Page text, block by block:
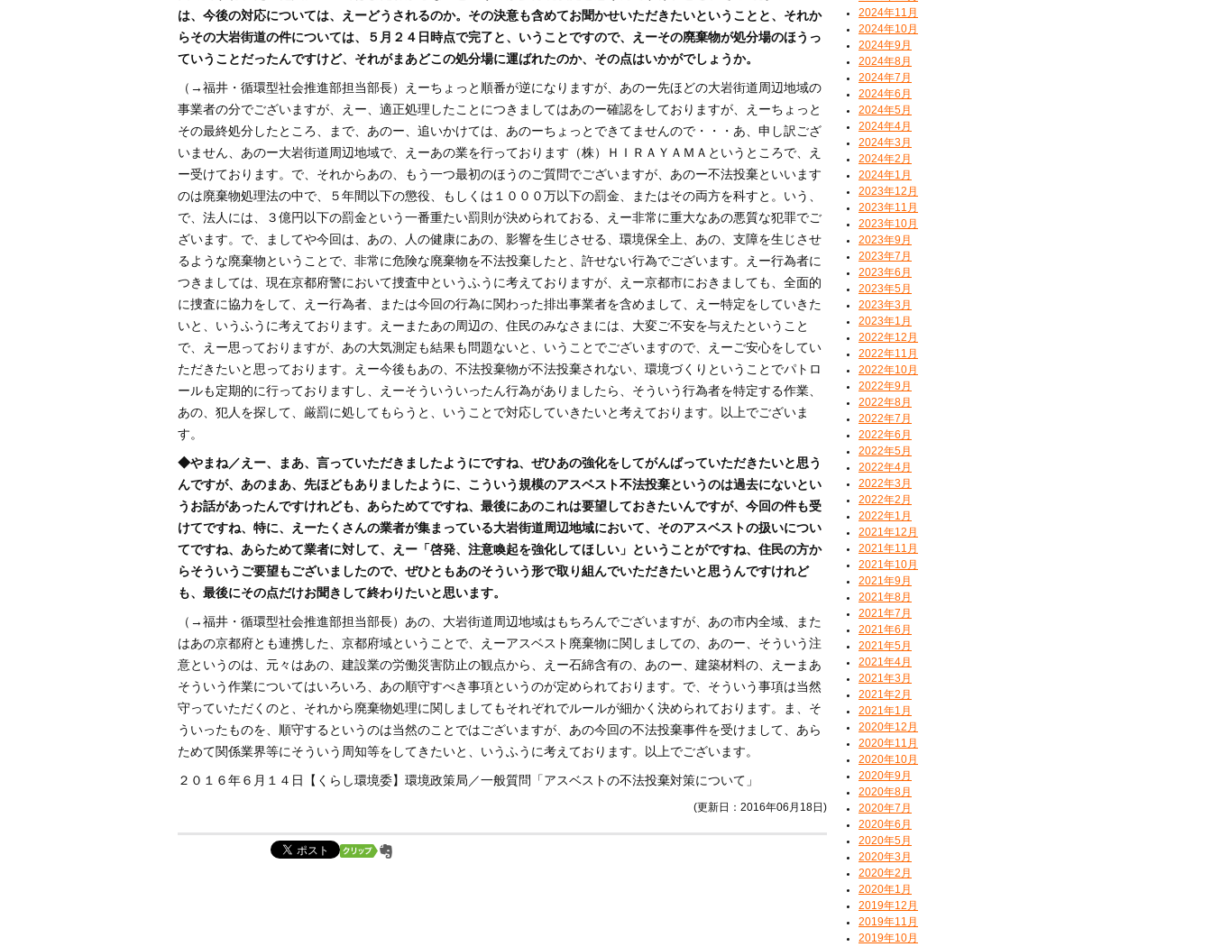
は、今後の対応については、えーどうされるのか。その決意も含めてお聞かせいただきたいということと、それか
らその大岩街道の件については、５月２４日時点で完了と、いうことですので、えーその廃棄物が処分場のほうっ
ていうことだったんですけど、それがまあどこの処分場に運ばれたのか、その点はいかがでしょうか。
（→福井・循環型社会推進部担当部長）えーちょっと順番が逆になりますが、あのー先ほどの大岩街道周辺地域の
事業者の分でございますが、えー、適正処理したことにつきましてはあのー確認をしておりますが、えーちょっと
その最終処分したところ、まで、あのー、追いかけては、あのーちょっとできてませんので・・・あ、申し訳ござ
いません、あのー大岩街道周辺地域で、えーあの業を行っております（株）ＨＩＲＡＹＡＭＡというところで、え
ー受けております。で、それからあの、もう一つ最初のほうのご質問でございますが、あのー不法投棄といいます
のは廃棄物処理法の中で、５年間以下の懲役、もしくは１０００万以下の罰金、またはその両方を科すと。いう、
で、法人には、３億円以下の罰金という一番重たい罰則が決められておる、えー非常に重大なあの悪質な犯罪でご
ざいます。で、ましてや今回は、あの、人の健康にあの、影響を生じさせる、環境保全上、あの、支障を生じさせ
るような廃棄物ということで、非常に危険な廃棄物を不法投棄したと、許せない行為でございます。えー行為者に
つきましては、現在京都府警において捜査中というふうに考えておりますが、えー京都市におきましても、全面的
に捜査に協力をして、えー行為者、または今回の行為に関わった排出事業者を含めまして、えー特定をしていきた
いと、いうふうに考えております。えーまたあの周辺の、住民のみなさまには、大変ご不安を与えたということ
で、えー思っておりますが、あの大気測定も結果も問題ないと、いうことでございますので、えーご安心をしてい
ただきたいと思っております。えー今後もあの、不法投棄物が不法投棄されない、環境づくりということでパトロ
ールも定期的に行っておりますし、えーそういういったん行為がありましたら、そういう行為者を特定する作業、
あの、犯人を探して、厳罰に処してもらうと、いうことで対応していきたいと考えております。以上でございま
す。
◆やまね／えー、まあ、言っていただきましたようにですね、ぜひあの強化をしてがんばっていただきたいと思う
んですが、あのまあ、先ほどもありましたように、こういう規模のアスベスト不法投棄というのは過去にないとい
うお話があったんですけれども、あらためてですね、最後にあのこれは要望しておきたいんですが、今回の件も受
けてですね、特に、えーたくさんの業者が集まっている大岩街道周辺地域において、そのアスベストの扱いについ
てですね、あらためて業者に対して、えー「啓発、注意喚起を強化してほしい」ということがですね、住民の方か
らそういうご要望もございましたので、ぜひともあのそういう形で取り組んでいただきたいと思うんですけれど
も、最後にその点だけお聞きして終わりたいと思います。
（→福井・循環型社会推進部担当部長）あの、大岩街道周辺地域はもちろんでございますが、あの市内全域、また
はあの京都府とも連携した、京都府域ということで、えーアスベスト廃棄物に関しましての、あのー、そういう注
意というのは、元々はあの、建設業の労働災害防止の観点から、えー石綿含有の、あのー、建築材料の、えーまあ
そういう作業についてはいろいろ、あの順守すべき事項というのが定められております。で、そういう事項は当然
守っていただくのと、それから廃棄物処理に関しましてもそれぞれでルールが細かく決められております。ま、そ
ういったものを、順守するというのは当然のことではございますが、あの今回の不法投棄事件を受けまして、あら
ためて関係業界等にそういう周知等をしてきたいと、いうふうに考えております。以上でございます。
２０１６年６月１４日【くらし環境委】環境政策局／一般質問「アスベストの不法投棄対策について」
(更新日：2016年06月18日)
2024年11月
2024年10月
2024年9月
2024年8月
2024年7月
2024年6月
2024年5月
2024年4月
2024年3月
2024年2月
2024年1月
2023年12月
2023年11月
2023年10月
2023年9月
2023年7月
2023年6月
2023年5月
2023年3月
2023年1月
2022年12月
2022年11月
2022年10月
2022年9月
2022年8月
2022年7月
2022年6月
2022年5月
2022年4月
2022年3月
2022年2月
2022年1月
2021年12月
2021年11月
2021年10月
2021年9月
2021年8月
2021年7月
2021年6月
2021年5月
2021年4月
2021年3月
2021年2月
2021年1月
2020年12月
2020年11月
2020年10月
2020年9月
2020年8月
2020年7月
2020年6月
2020年5月
2020年3月
2020年2月
2020年1月
2019年12月
2019年11月
2019年10月